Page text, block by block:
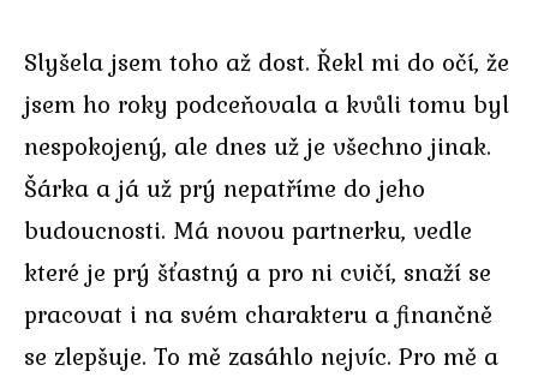
Slyšela jsem toho až dost. Řekl mi do očí, že
jsem ho roky podceňovala a kvůli tomu byl
nespokojený, ale dnes už je všechno jinak.
Šárka a já už prý nepatříme do jeho
budoucnosti. Má novou partnerku, vedle
které je prý šťastný a pro ni cvičí, snaží se
pracovat i na svém charakteru a finančně
se zlepšuje. To mě zasáhlo nejvíc. Pro mě a